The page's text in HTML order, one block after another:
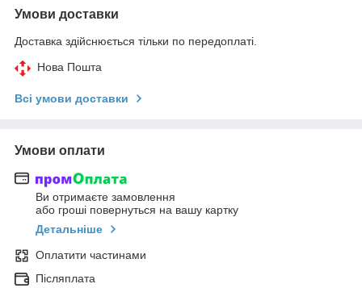
Умови доставки
Доставка здійснюється тільки по передоплаті.
Нова Пошта
Всі умови доставки
Умови оплати
Ви отримаєте замовлення
або гроші повернуться на вашу картку
Детальніше
Оплатити частинами
Післяплата